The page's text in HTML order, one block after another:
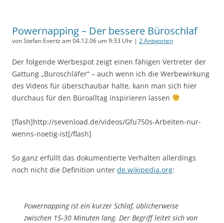
Powernapping – Der bessere Büroschlaf
von Stefan Evertz am 04.12.06 um 9:33 Uhr | 2 Antworten
Der folgende Werbespot zeigt einen fähigen Vertreter der
Gattung „Buroschläfer“ – auch wenn ich die Werbewirkung
des Videos für überschaubar halte, kann man sich hier
durchaus für den Büroalltag inspirieren lassen
[flash]http://sevenload.de/videos/Gfu750s-Arbeiten-nur-
wenns-noetig-ist[/flash]
So ganz erfüllt das dokumentierte Verhalten allerdings
noch nicht die Definition unter de.wikipedia.org:
Powernapping ist ein kurzer Schlaf, üblicherweise
zwischen 15-30 Minuten lang. Der Begriff leitet sich von